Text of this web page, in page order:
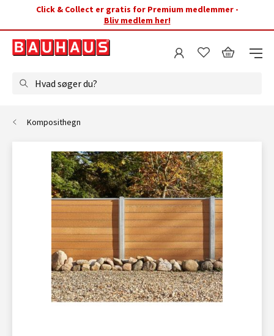
Click & Collect er gratis for Premium medlemmer -
Bliv medlem her!
Hvad søger du?
Komposithegn